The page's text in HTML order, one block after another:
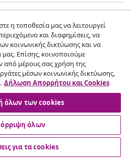
www.vidaxl.gr αποτελεί
Marketplace International B.V.
η τοποθεσία μας να λειτουργεί
και διαφημίσεις, να
κοινωνικής δικτύωσης και να
Επίσης, κοινοποιούμε
από μέρους σας χρήση της
μέσων κοινωνικής δικτύωσης,
Δήλωση Απορρήτου και Cookies
όλων των cookies
όλων
για τα cookies